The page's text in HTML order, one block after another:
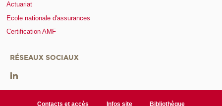
Actuariat
Ecole nationale d'assurances
Certification AMF
RÉSEAUX SOCIAUX
Contacts et accès Infos site Bibliothèque